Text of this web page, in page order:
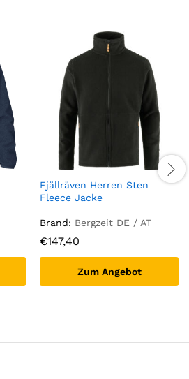
Fjällräven Herren Sten
Fleece Jacke
Brand: Bergzeit DE / AT
€147,40
Zum Angebot